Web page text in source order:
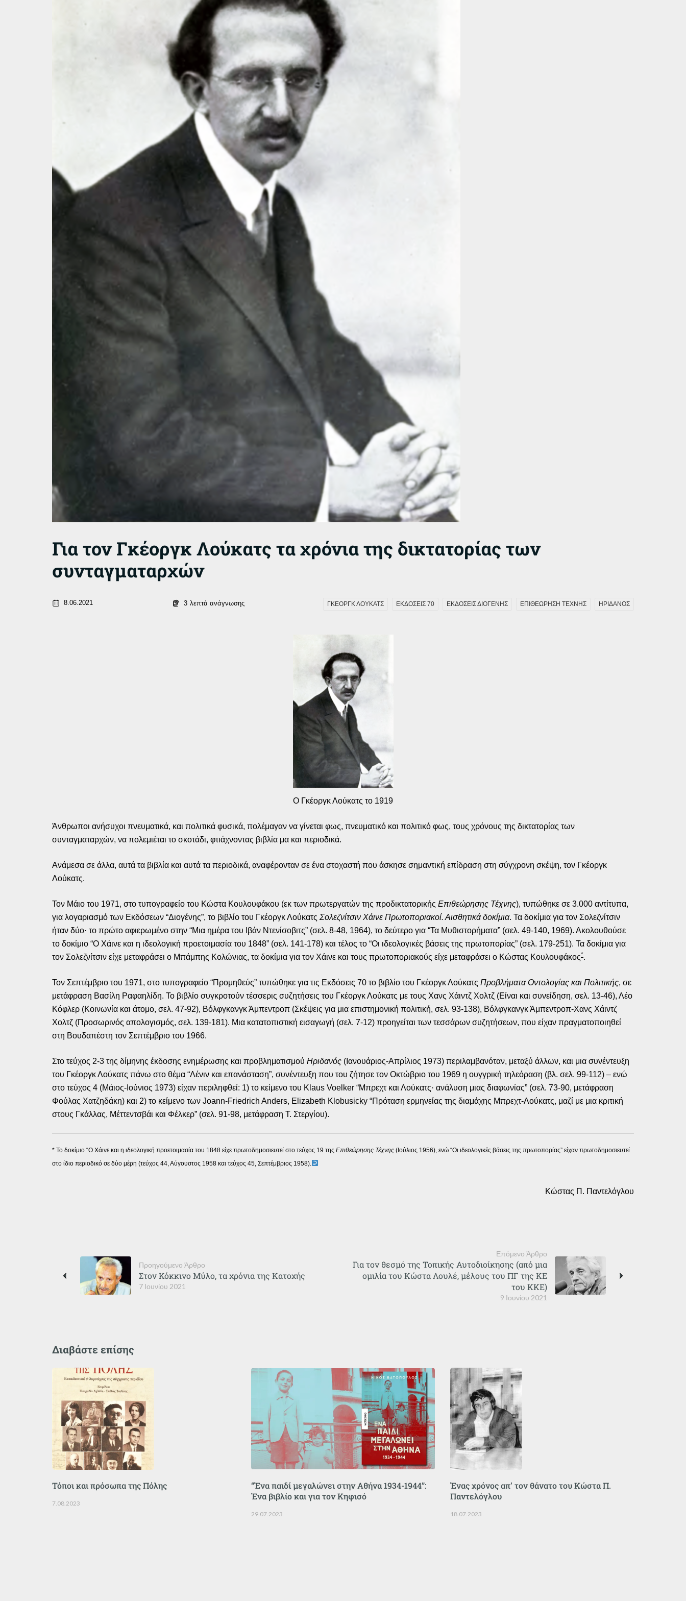
Για τον Γκέοργκ Λούκατς τα χρόνια της δικτατορίας των
συνταγματαρχών
8.06.2021 3 λεπτά ανάγνωσης ΓΚΕΟΡΓΚ ΛΟΥΚΑΤΣ ΕΚΔΟΣΕΙΣ 70 ΕΚΔΟΣΕΙΣ ΔΙΟΓΕΝΗΣ ΕΠΙΘΕΩΡΗΣΗ ΤΕΧΝΗΣ ΗΡΙΔΑΝΟΣ
Ο Γκέοργκ Λούκατς το 1919
Άνθρωποι ανήσυχοι πνευματικά, και πολιτικά φυσικά, πολέμαγαν να γίνεται φως, πνευματικό και πολιτικό φως, τους χρόνους της δικτατορίας των
συνταγματαρχών, να πολεμιέται το σκοτάδι, φτιάχνοντας βιβλία μα και περιοδικά.
Ανάμεσα σε άλλα, αυτά τα βιβλία και αυτά τα περιοδικά, αναφέρονταν σε ένα στοχαστή που άσκησε σημαντική επίδραση στη σύγχρονη σκέψη, τον Γκέοργκ
Λούκατς.
Τον Μάιο του 1971, στο τυπογραφείο του Κώστα Κουλουφάκου (εκ των πρωτεργατών της προδικτατορικής Επιθεώρησης Τέχνης), τυπώθηκε σε 3.000 αντίτυπα,
για λογαριασμό των Εκδόσεων “Διογένης”, το βιβλίο του Γκέοργκ Λούκατς Σολεζνίτσιν Χάινε Πρωτοποριακοί. Αισθητικά δοκίμια. Τα δοκίμια για τον Σολεζνίτσιν
ήταν δύο· το πρώτο αφιερωμένο στην “Μια ημέρα του Ιβάν Ντενίσοβιτς” (σελ. 8-48, 1964), το δεύτερο για “Τα Μυθιστορήματα” (σελ. 49-140, 1969). Ακολουθούσε
το δοκίμιο “Ο Χάινε και η ιδεολογική προετοιμασία του 1848” (σελ. 141-178) και τέλος το “Οι ιδεολογικές βάσεις της πρωτοπορίας” (σελ. 179-251). Τα δοκίμια για
τον Σολεζνίτσιν είχε μεταφράσει ο Μπάμπης Κολώνιας, τα δοκίμια για τον Χάινε και τους πρωτοποριακούς είχε μεταφράσει ο Κώστας Κουλουφάκος*.
Τον Σεπτέμβριο του 1971, στο τυπογραφείο “Προμηθεύς” τυπώθηκε για τις Εκδόσεις 70 το βιβλίο του Γκέοργκ Λούκατς Προβλήματα Οντολογίας και Πολιτικής, σε
μετάφραση Βασίλη Ραφαηλίδη. Το βιβλίο συγκροτούν τέσσερις συζητήσεις του Γκέοργκ Λούκατς με τους Χανς Χάιντζ Χολτζ (Είναι και συνείδηση, σελ. 13-46), Λέο
Κόφλερ (Κοινωνία και άτομο, σελ. 47-92), Βόλφγκανγκ Άμπεντροπ (Σκέψεις για μια επιστημονική πολιτική, σελ. 93-138), Βόλφγκανγκ Άμπεντροπ-Χανς Χάιντζ
Χολτζ (Προσωρινός απολογισμός, σελ. 139-181). Μια κατατοπιστική εισαγωγή (σελ. 7-12) προηγείται των τεσσάρων συζητήσεων, που είχαν πραγματοποιηθεί
στη Βουδαπέστη τον Σεπτέμβριο του 1966.
Στο τεύχος 2-3 της δίμηνης έκδοσης ενημέρωσης και προβληματισμού Ηριδανός (Ιανουάριος-Απρίλιος 1973) περιλαμβανόταν, μεταξύ άλλων, και μια συνέντευξη
του Γκέοργκ Λούκατς πάνω στο θέμα “Λένιν και επανάσταση”, συνέντευξη που του ζήτησε τον Οκτώβριο του 1969 η ουγγρική τηλεόραση (βλ. σελ. 99-112) – ενώ
στο τεύχος 4 (Μάιος-Ιούνιος 1973) είχαν περιληφθεί: 1) το κείμενο του Klaus Voelker “Μπρεχτ και Λούκατς· ανάλυση μιας διαφωνίας” (σελ. 73-90, μετάφραση
Φούλας Χατζηδάκη) και 2) το κείμενο των Joann-Friedrich Anders, Elizabeth Klobusicky “Πρόταση ερμηνείας της διαμάχης Μπρεχτ-Λούκατς, μαζί με μια κριτική
στους Γκάλλας, Μέττεντσβάι και Φέλκερ” (σελ. 91-98, μετάφραση Τ. Στεργίου).
* Το δοκίμιο “Ο Χάινε και η ιδεολογική προετοιμασία του 1848 είχε πρωτοδημοσιευτεί στο τεύχος 19 της Επιθεώρησης Τέχνης (Ιούλιος 1956), ενώ “Οι ιδεολογικές βάσεις της πρωτοπορίας” είχαν πρωτοδημοσιευτεί
στο ίδιο περιοδικό σε δύο μέρη (τεύχος 44, Αύγουστος 1958 και τεύχος 45, Σεπτέμβριος 1958).
Κώστας Π. Παντελόγλου
Προηγούμενο Άρθρο
7 Ιουνίου 2021
Στον Κόκκινο Μύλο, τα χρόνια της Κατοχής
Επόμενο Άρθρο
9 Ιουνίου 2021
Για τον θεσμό της Τοπικής Αυτοδιοίκησης (από μια
ομιλία του Κώστα Λουλέ, μέλους του ΠΓ της ΚΕ
του ΚΚΕ)
Διαβάστε επίσης
Τόποι και πρόσωπα της Πόλης
7.08.2023
“Ένα παιδί μεγαλώνει στην Αθήνα 1934-1944”:
Ένα βιβλίο και για τον Κηφισό
29.07.2023
Ένας χρόνος απ’ τον θάνατο του Κώστα Π.
Παντελόγλου
18.07.2023